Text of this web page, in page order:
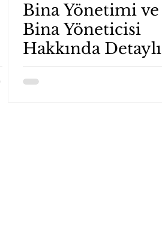
Bina Yönetimi ve
Bina Yöneticisi
Hakkında Detaylı
Bilgiler